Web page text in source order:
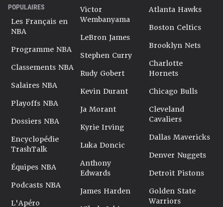
POPULAIRES
Les Français en
NBA
Programme NBA
Classements NBA
Salaires NBA
Playoffs NBA
Dossiers NBA
Encyclopédie
TrashTalk
Équipes NBA
Podcasts NBA
L'Apéro
Victor
Wembanyama
LeBron James
Stephen Curry
Rudy Gobert
Kevin Durant
Ja Morant
Kyrie Irving
Luka Doncic
Anthony
Edwards
James Harden
Atlanta Hawks
Boston Celtics
Brooklyn Nets
Charlotte
Hornets
Chicago Bulls
Cleveland
Cavaliers
Dallas Mavericks
Denver Nuggets
Detroit Pistons
Golden State
Warriors